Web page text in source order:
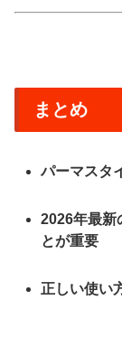
まとめ
パーマスタ
2026年最新
とが重要
正しい使い